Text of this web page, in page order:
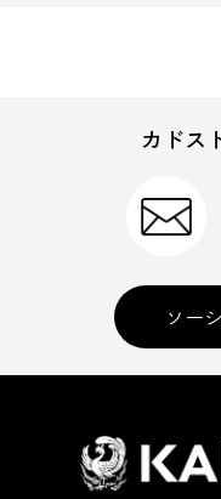
カドス
ソー